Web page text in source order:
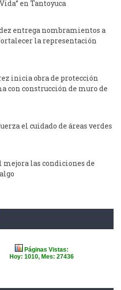
en Tantoyuca
entrega nombramientos a
la representación
inicia obra de protección
con construcción de muro de
el cuidado de áreas verdes
las condiciones de